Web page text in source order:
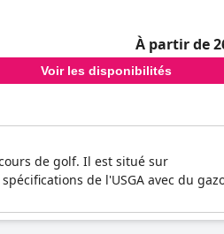
À partir de
Voir les disponibilités
de golf. Il est situé sur
de l'USGA avec du